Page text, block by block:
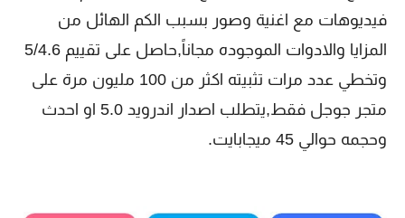
فيديوهات مع اغنية وصور بسبب الكم الهائل من
المزايا والادوات الموجوده مجاناً,حاصل على تقييم 5/4.6
وتخطي عدد مرات تثبيته اكثر من 100 مليون مرة على
متجر جوجل فقط,يتطلب اصدار اندرويد 5.0 او احدث
وحجمه حوالي 45 ميجابايت.